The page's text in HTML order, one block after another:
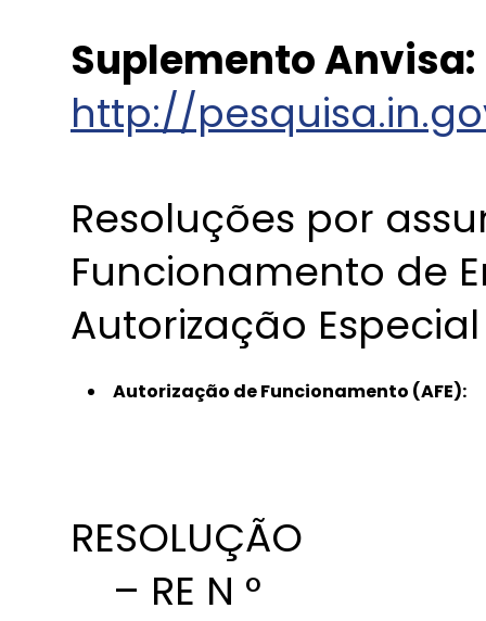
Suplemento Anvisa:
http://
Resoluções por
Funcionamento de
Autorização
Autorização de Funcionamento (AFE):
RESOLUÇÃO
– RE N °